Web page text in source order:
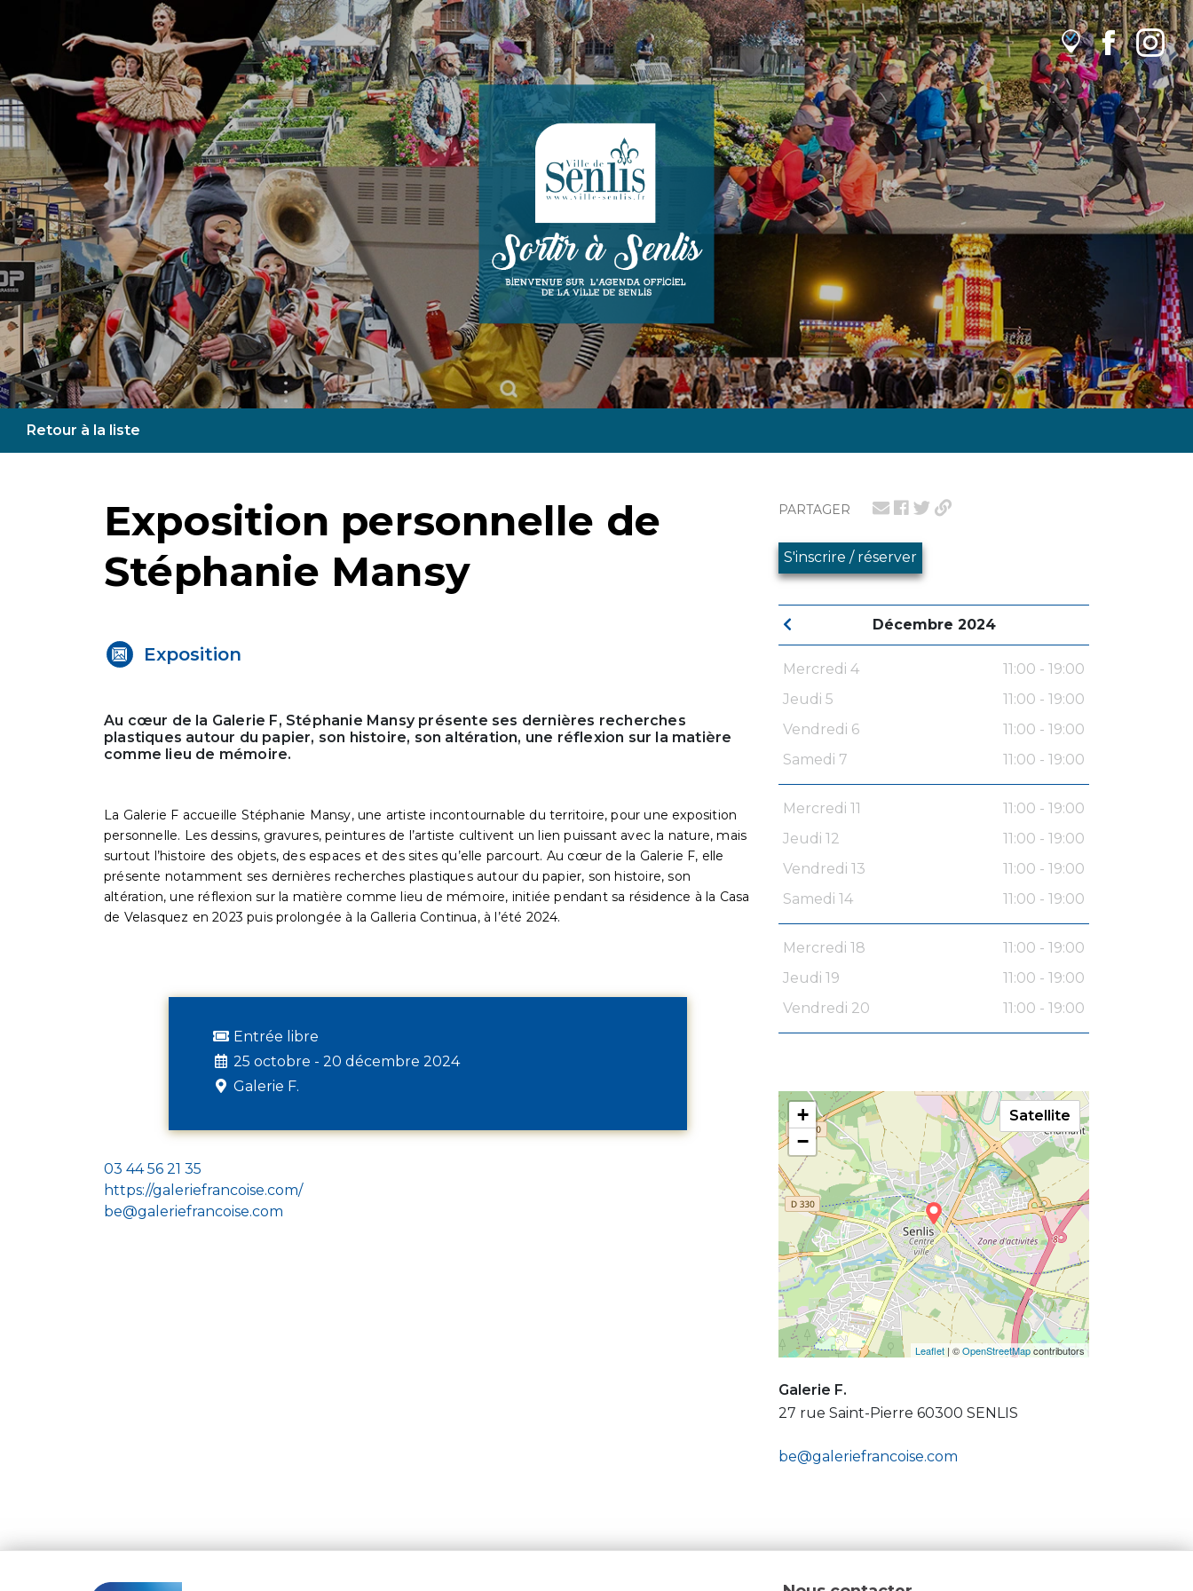
Retour à la liste
PARTAGER
S'inscrire / réserver
Décembre 2024
Mercredi 4
11:00 - 19:00
Jeudi 5
11:00 - 19:00
Vendredi 6
11:00 - 19:00
Samedi 7
11:00 - 19:00
Mercredi 11
11:00 - 19:00
Jeudi 12
11:00 - 19:00
Vendredi 13
11:00 - 19:00
Samedi 14
11:00 - 19:00
Mercredi 18
11:00 - 19:00
Jeudi 19
11:00 - 19:00
Vendredi 20
11:00 - 19:00
+
−
Leaflet | ©OpenStreetMapcontributors
Satellite
Galerie F.
27 rue Saint-Pierre 60300 SENLIS
be@galeriefrancoise.com
Exposition personnelle de
Stéphanie Mansy
Exposition
Au cœur de la Galerie F, Stéphanie Mansy présente ses dernières recherches
plastiques autour du papier, son histoire, son altération, une réflexion sur la matière
comme lieu de mémoire.
La Galerie F accueille Stéphanie Mansy, une artiste incontournable du territoire, pour une exposition
personnelle. Les dessins, gravures, peintures de l’artiste cultivent un lien puissant avec la nature, mais
surtout l’histoire des objets, des espaces et des sites qu’elle parcourt. Au cœur de la Galerie F, elle
présente notamment ses dernières recherches plastiques autour du papier, son histoire, son
altération, une réflexion sur la matière comme lieu de mémoire, initiée pendant sa résidence à la Casa
de Velasquez en 2023 puis prolongée à la Galleria Continua, à l’été 2024.
Entrée libre
25 octobre - 20 décembre 2024
Galerie F.
03 44 56 21 35
https://galeriefrancoise.com/
be@galeriefrancoise.com